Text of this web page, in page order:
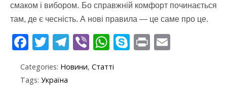
смаком і вибором. Бо справжній комфорт починається
там, де є чесність. А нові правила — це саме про це.
F
e
b
T
itt
er
T
e
Vi
er
W
at
S Pr
Categories: Новини, Статті
Tags: Україна